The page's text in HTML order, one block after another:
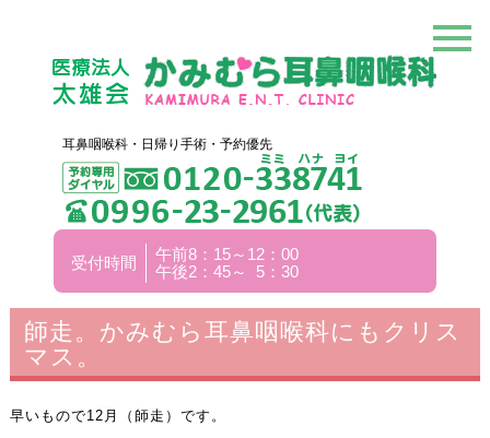
耳鼻咽喉科・日帰り手術・予約優先
受付時間
午前8：15～12：00
午後2：45～ 5：30
師走。かみむら耳鼻咽喉科にもクリス
マス。
早いもので12月（師走）です。